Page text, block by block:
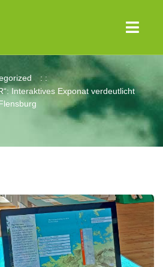
Interaktives Exponat verdeutlicht